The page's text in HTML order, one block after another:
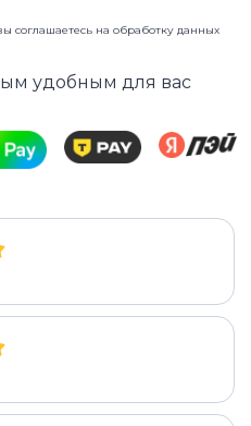
соглашаетесь на обработку данных
удобным для вас